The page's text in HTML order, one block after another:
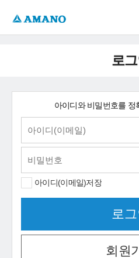
로
아이디와 비밀번호를 정
아이디(이메일)저장
회원